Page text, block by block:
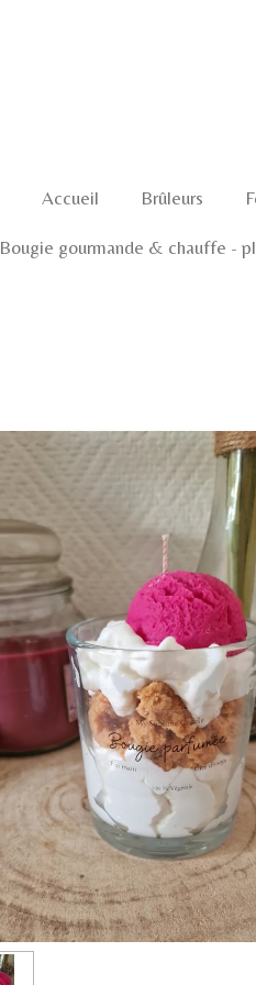
Accueil Brûleurs
Bougie gourmande & chauffe -